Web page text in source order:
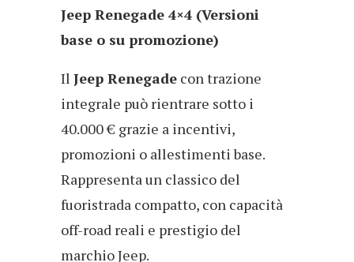
Jeep Renegade 4×4 (Versioni
base o su promozione)
Il Jeep Renegade con trazione
integrale può rientrare sotto i
40.000 € grazie a incentivi,
promozioni o allestimenti base.
Rappresenta un classico del
fuoristrada compatto, con capacità
off-road reali e prestigio del
marchio Jeep.